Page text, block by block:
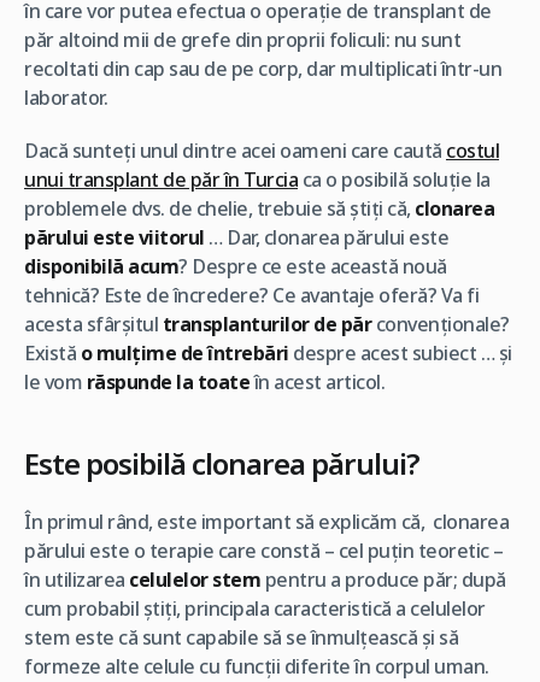
în care vor putea efectua o operație de transplant de
păr altoind mii de grefe din proprii foliculi: nu sunt
recoltati din cap sau de pe corp, dar multiplicati într-un
laborator.
Dacă sunteți unul dintre acei oameni care caută costul
unui transplant de păr în Turcia ca o posibilă soluție la
problemele dvs. de chelie, trebuie să știți că, clonarea
părului este viitorul … Dar, clonarea părului este
disponibilă acum? Despre ce este această nouă
tehnică? Este de încredere? Ce avantaje oferă? Va fi
acesta sfârșitul transplanturilor de părconvenționale?
Există o mulțime de întrebări despre acest subiect … și
le vom răspunde la toateîn acest articol.
Este posibilă clonarea părului?
În primul rând, este important să explicăm că, clonarea
părului este o terapie care constă – cel puțin teoretic –
în utilizarea celulelor stem pentru a produce păr; după
cum probabil știți, principala caracteristică a celulelor
stem este că sunt capabile să se înmulțească și să
formeze alte celule cu funcții diferite în corpul uman.